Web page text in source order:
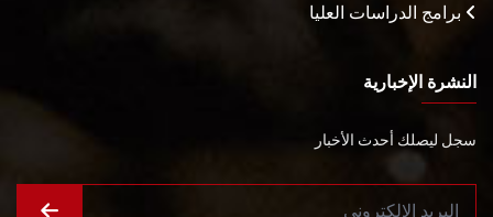
برامج الدراسات العليا
النشرة الإخبارية
سجل ليصلك أحدث الأخبار